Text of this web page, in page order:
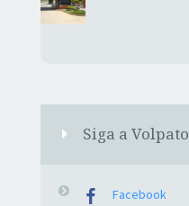
Siga a Volpato
Facebook